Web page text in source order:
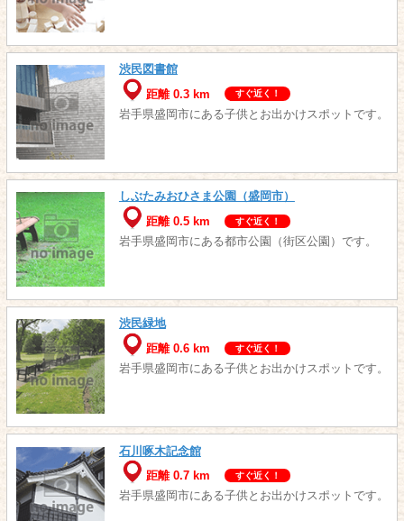
渋民図書館
距離 0.3 km
すぐ近く！
岩手県盛岡市にある子供とお出かけスポットです。
しぶたみおひさま公園（盛岡市）
距離 0.5 km
すぐ近く！
岩手県盛岡市にある都市公園（街区公園）です。
渋民緑地
距離 0.6 km
すぐ近く！
岩手県盛岡市にある子供とお出かけスポットです。
石川啄木記念館
距離 0.7 km
すぐ近く！
岩手県盛岡市にある子供とお出かけスポットです。